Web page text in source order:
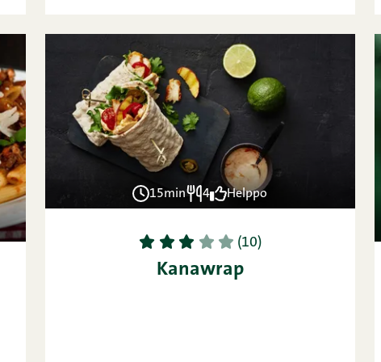
15min 4 Helppo
1 2 3 4 5 (10)
Kanawrap